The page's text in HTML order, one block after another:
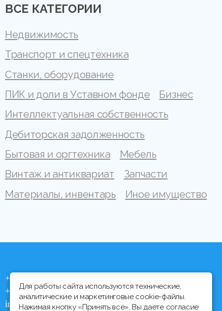
ВСЕ КАТЕГОРИИ
Недвижимость
Транспорт и спецтехника
Станки, оборудование
ПИК и доли в Уставном фонде
Бизнес
Интеллектуальная собственность
Дебиторская задолженность
Бытовая и оргтехника
Мебель
Винтаж и антиквариат
Запчасти
Материалы, инвентарь
Иное имущество
+375 (44) 704 92 06
+375 (17) 373 21 33
info@ipmtorgi.by
Для работы сайта используются технические,
аналитические и маркетинговые cookie-файлы.
Нажимая кнопку «Принять все», Вы даете согласие